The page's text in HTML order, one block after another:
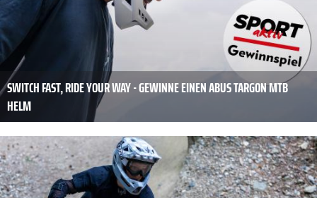
SWITCH FAST, RIDE YOUR WAY - GEWINNE EINEN ABUS TARGON MTB
HELM